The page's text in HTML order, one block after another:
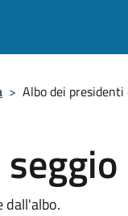
> Albo dei presidenti
dall'albo.